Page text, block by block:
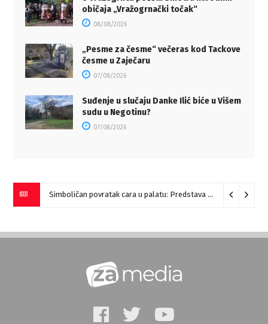
običaja „Vražogrnački točak“
08/08/2026
„Pesme za česme“ večeras kod Tackove
česme u Zaječaru
07/08/2026
Suđenje u slučaju Danke Ilić biće u Višem
sudu u Negotinu?
07/08/2026
Simboličan povratak cara u palatu: Predstava “Galerije” na Romulijani